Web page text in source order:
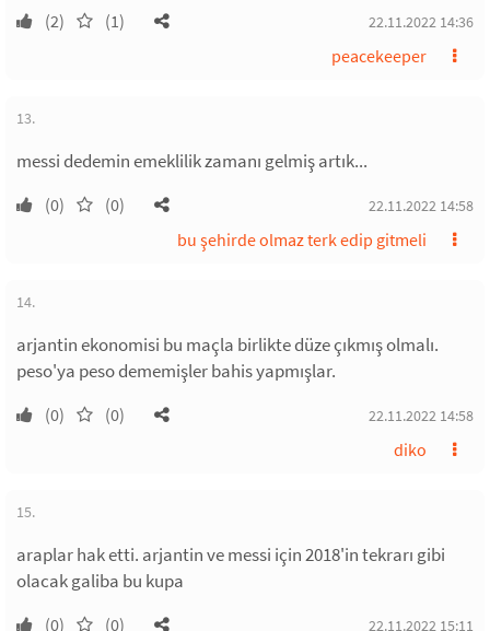
(2) (1) 22.11.2022 14:36
peacekeeper
13.
messi dedemin emeklilik zamanı gelmiş artık...
(0) (0) 22.11.2022 14:58
bu şehirde olmaz terk edip gitmeli
14.
arjantin ekonomisi bu maçla birlikte düze çıkmış olmalı.
peso'ya peso dememişler bahis yapmışlar.
(0) (0) 22.11.2022 14:58
diko
15.
araplar hak etti. arjantin ve messi için 2018'in tekrarı gibi
olacak galiba bu kupa
(0) (0) 22.11.2022 15:11